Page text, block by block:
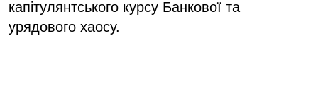
капітулянтського курсу Банкової та
урядового хаосу.